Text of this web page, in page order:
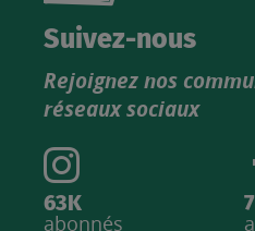
catalogue
Suivez-nous
Rejoignez nos
réseaux sociaux
63K
abonnés